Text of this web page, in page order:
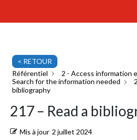
< RETOUR
Référentiel
2 - Access information
Search for the information needed
bibliography
217 – Read a
Mis à jour 2 juillet 2024